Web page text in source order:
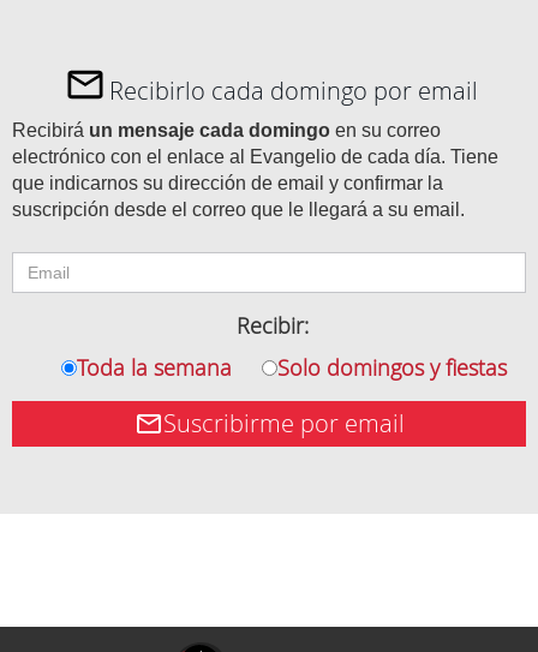
Recibirlo cada domingo por email
Recibirá un mensaje cada domingo en su correo
electrónico con el enlace al Evangelio de cada día. Tiene
que indicarnos su dirección de email y confirmar la
suscripción desde el correo que le llegará a su email.
Recibir:
Toda la semana
Solo domingos y fiestas
Suscribirme por email